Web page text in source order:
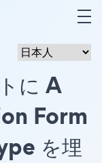
に A
Form
を埋